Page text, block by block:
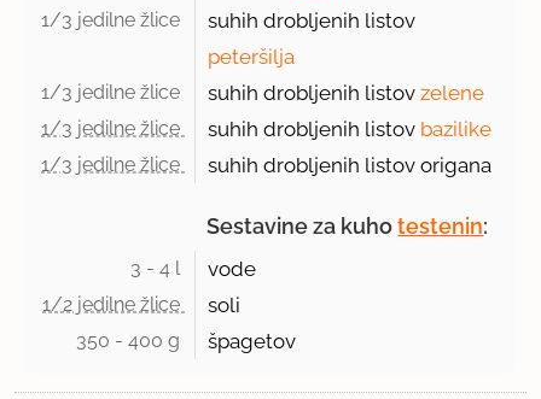
1/3 jedilne žlice
suhih drobljenih listov
peteršilja
1/3 jedilne žlice suhih drobljenih listovzelene
1/3 jedilne žlice suhih drobljenih listov bazilike
1/3 jedilne žlice suhih drobljenih listov origana
Sestavine za kuhotestenin:
3 - 4 l vode
1/2 jedilne žlice soli
350 - 400 g špagetov